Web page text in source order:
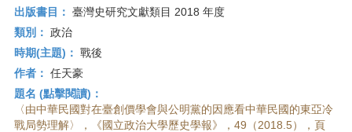
出版書目： 臺灣史研究文獻類目 2018 年度
類別： 政治
時期(主題)： 戰後
作者： 任天豪
題名 (點擊閱讀)：
〈由中華民國對在臺創價學會與公明黨的因應看中華民國的東亞冷
戰局勢理解〉，《國立政治大學歷史學報》，49（2018.5），頁